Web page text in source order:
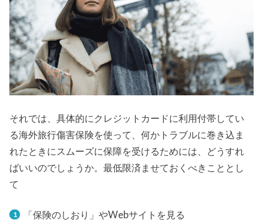
それでは、具体的にクレジットカードに利用付帯してい
る海外旅行傷害保険を使って、何かトラブルに巻き込ま
れたときにスムーズに保障を受けるためには、どうすれ
ばいいのでしょうか。最低限済ませておくべきこととし
て
「保険のしおり」やWebサイトを見る